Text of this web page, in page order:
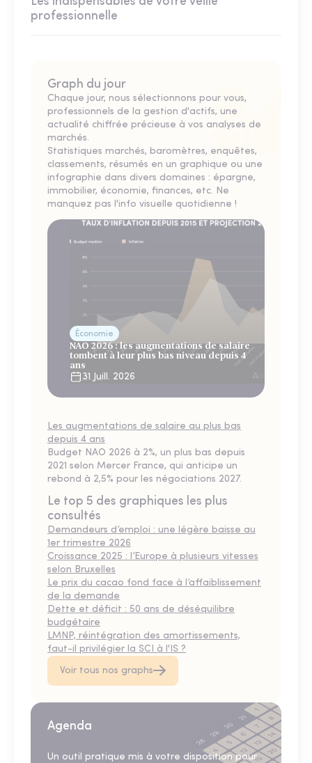
professionnelle
Graph du jour
Chaque jour, nous sélectionnons pour vous,
professionnels de la gestion d'actifs, une
actualité chiffrée précieuse à vos analyses de
marchés.
Statistiques marchés, baromètres, enquêtes,
classements, résumés en un graphique ou une
infographie dans divers domaines : épargne,
immobilier, économie, finances, etc. Ne
manquez pas l'info visuelle quotidienne !
Économie
NAO 2026 : les augmentations de salaire
tombent à leur plus bas niveau depuis 4
ans
31 Juill. 2026
Les augmentations de salaire au plus bas
depuis 4 ans
Budget NAO 2026 à 2%, un plus bas depuis
2021 selon Mercer France, qui anticipe un
rebond à 2,5% pour les négociations 2027.
Le top 5 des graphiques les plus
consultés
Demandeurs d’emploi : une légère baisse au
1er trimestre 2026
Croissance 2025 : l’Europe à plusieurs vitesses
selon Bruxelles
Le prix du cacao fond face à l’affaiblissement
de la demande
Dette et déficit : 50 ans de déséquilibre
budgétaire
LMNP, réintégration des amortissements,
faut-il privilégier la SCI à l'IS ?
Voir tous nos graphs
Agenda
Un outil pratique mis à votre disposition pour